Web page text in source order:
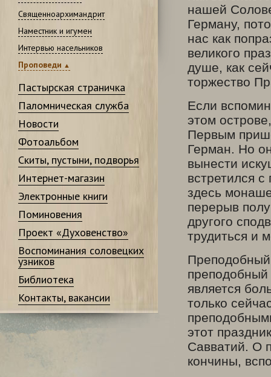
Священноархимандрит
Наместник и игумен
Интервью насельников
Проповеди
Пастырская страничка
Паломническая служба
Новости
Фотоальбом
Скиты, пустыни, подворья
Интернет-магазин
Электронные книги
Поминовения
Проект «Духовенство»
Воспоминания соловецких
узников
Библиотека
Контакты, вакансии
нашей
Герману,
нас как
великого
душе, как
торжество
Если
этом
Первым
Герман. Но
вынести
встретился
здесь
перерыв
другого
трудиться и
Преподобный
является
только
этот
Савватий. О
кончины,